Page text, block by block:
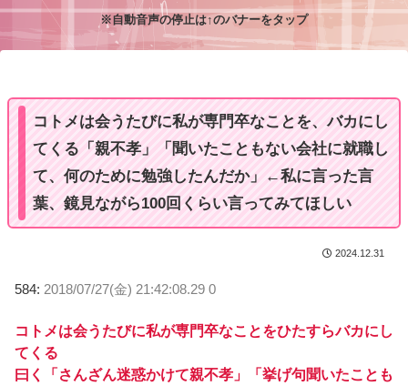
u
※自動音声の停止は↑のバナーをタップ
コトメは会うたびに私が専門卒なことを、バカにし
てくる「親不孝」「聞いたこともない会社に就職し
て、何のために勉強したんだか」←私に言った言
葉、鏡見ながら100回くらい言ってみてほしい
2024.12.31
584: 2018/07/27(金) 21:42:08.29 0
コトメは会うたびに私が専門卒なことをひたすらバカにし
てくる
曰く「さんざん迷惑かけて親不孝」「挙げ句聞いたことも